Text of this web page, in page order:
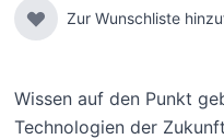
Zur Wunschliste
Wissen auf den Punkt
Technologien der Zukunft